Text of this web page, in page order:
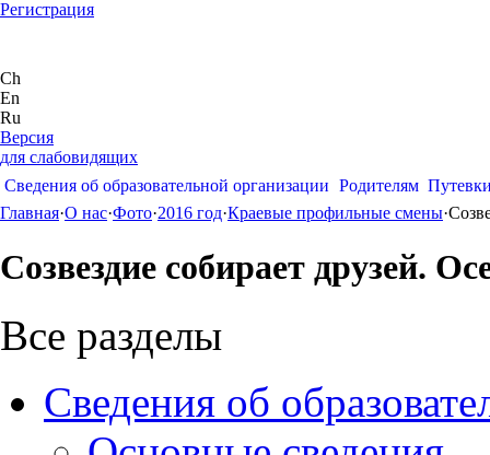
Регистрация
Ch
En
Ru
Версия
для слабовидящих
Сведения об образовательной организации Родителям
Главная·О нас·Фото·2016 год·Краевые профильные смены·
Созвездие собирает друзей.
Все разделы
Сведения об